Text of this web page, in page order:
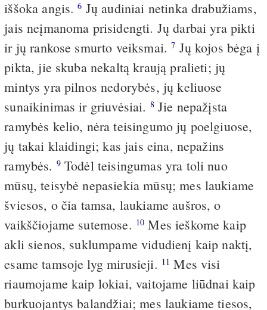
iššoka angis.6 Jų audiniai netinka drabužiams,
jais neįmanoma prisidengti. Jų darbai yra pikti
ir jų rankose smurto veiksmai.7 Jų kojos bėga į
pikta, jie skuba nekaltą kraują pralieti; jų
mintys yra pilnos nedorybės, jų keliuose
sunaikinimas ir griuvėsiai. 8Jie nepažįsta
ramybės kelio, nėra teisingumo jų poelgiuose,
jų takai klaidingi; kas jais eina, nepažins
ramybės. 9Todėl teisingumas yra toli nuo
mūsų, teisybė nepasiekia mūsų; mes laukiame
šviesos, o čia tamsa, laukiame aušros, o
vaikščiojame sutemose. 10 Mes ieškome kaip
akli sienos, suklumpame vidudienį kaip naktį,
esame tamsoje lyg mirusieji. 11 Mes visi
riaumojame kaip lokiai, vaitojame liūdnai kaip
burkuojantys balandžiai; mes laukiame tiesos,